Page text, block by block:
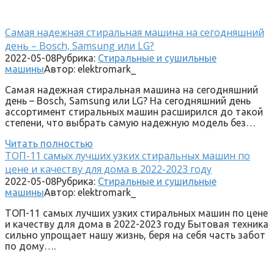
Самая надежная стиральная машина на сегодняшний
день – Bosch, Samsung или LG?
2022-05-08Рубрика: Стиральные и сушильные
машиныАвтор: elektromark_
Самая надежная стиральная машина на сегодняшний
день – Bosch, Samsung или LG? На сегодняшний день
ассортимент стиральных машин расширился до такой
степени, что выбрать самую надежную модель без…
Читать полностью
ТОП-11 самых лучших узких стиральных машин по
цене и качеству для дома в 2022-2023 году
2022-05-08Рубрика: Стиральные и сушильные
машиныАвтор: elektromark_
ТОП-11 самых лучших узких стиральных машин по цене
и качеству для дома в 2022-2023 году Бытовая техника
сильно упрощает нашу жизнь, беря на себя часть забот
по дому….